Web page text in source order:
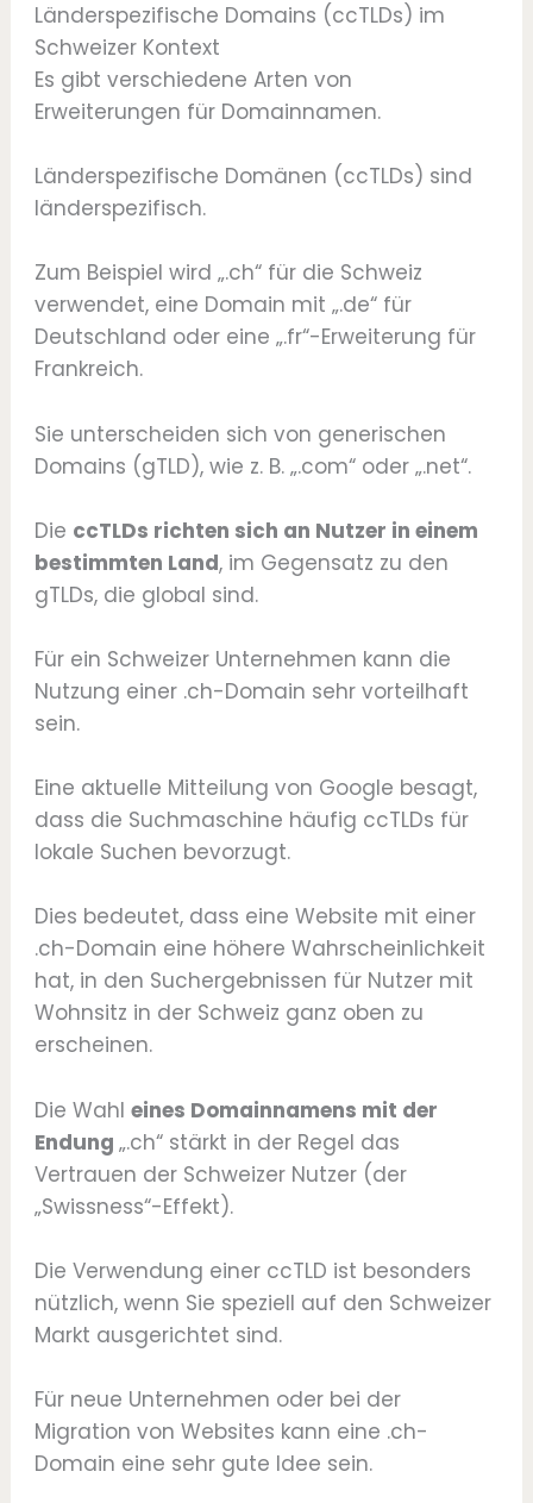
Länderspezifische Domains (ccTLDs) im
Schweizer Kontext
Es gibt verschiedene Arten von
Erweiterungen für Domainnamen.
Länderspezifische Domänen (ccTLDs) sind
länderspezifisch.
Zum Beispiel wird „.ch“ für die Schweiz
verwendet, eine Domain mit „.de“ für
Deutschland oder eine „.fr“-Erweiterung für
Frankreich.
Sie unterscheiden sich von generischen
Domains (gTLD), wie z. B. „.com“ oder „.net“.
Die ccTLDs richten sich an Nutzer in einem
bestimmten Land, im Gegensatz zu den
gTLDs, die global sind.
Für ein Schweizer Unternehmen kann die
Nutzung einer .ch-Domain sehr vorteilhaft
sein.
Eine aktuelle Mitteilung von Google besagt,
dass die Suchmaschine häufig ccTLDs für
lokale Suchen bevorzugt.
Dies bedeutet, dass eine Website mit einer
.ch-Domain eine höhere Wahrscheinlichkeit
hat, in den Suchergebnissen für Nutzer mit
Wohnsitz in der Schweiz ganz oben zu
erscheinen.
Die Wahleines Domainnamens mit der
Endung„.ch“ stärkt in der Regel das
Vertrauen der Schweizer Nutzer (der
„Swissness“-Effekt).
Die Verwendung einer ccTLD ist besonders
nützlich, wenn Sie speziell auf den Schweizer
Markt ausgerichtet sind.
Für neue Unternehmen oder bei der
Migration von Websites kann eine .ch-
Domain eine sehr gute Idee sein.